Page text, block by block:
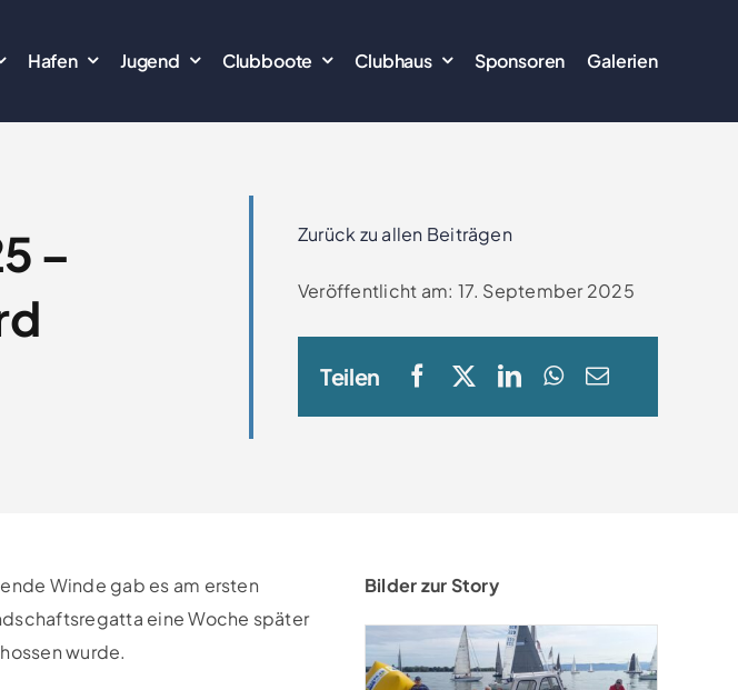
Hafen Jugend Clubboote Clubhaus Sponsoren Galerien
–
Zurück zu allen Beiträgen
Veröffentlicht am: 17. September 2025
Teilen
Winde gab es am ersten
eine Woche später
wurde.
Bilder zur Story